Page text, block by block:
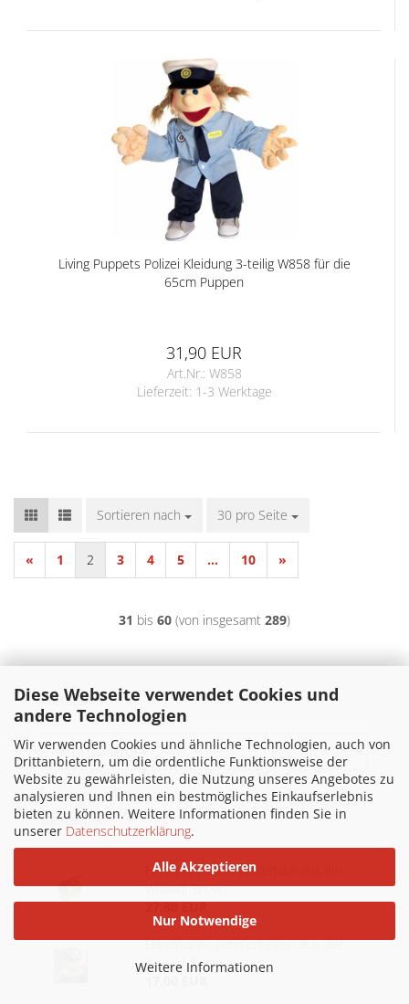
Diese Webseite verwendet Cookies und
andere Technologien
Wir verwenden Cookies und ähnliche Technologien, auch von
Drittanbietern, um die ordentliche Funktionsweise der
Website zu gewährleisten, die Nutzung unseres Angebotes zu
analysieren und Ihnen ein bestmögliches Einkaufserlebnis
bieten zu können. Weitere Informationen finden Sie in
unserer Datenschutzerklärung.
Alle Akzeptieren
Nur Notwendige
Weitere Informationen
Living Puppets Polizei Kleidung 3-teilig W858 für die
65cm Puppen
31,90 EUR
Art.Nr.: W858
Lieferzeit: 1-3 Werktage
Sortieren nach
Sortieren nach 30 pro Seite
pro Seite
« 1 2 3 4 5 ... 10 »
31 bis 60 (von insgesamt 289)
Hersteller
Bestseller
Handpuppe Babykakerlake aus der
Wiwaldi Show
27,80 EUR
Handpuppe Jammerlappen aus der
Wiwaldi Show